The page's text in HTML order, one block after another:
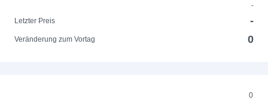
-
Letzter Preis
-
Veränderung zum Vortag 0
0